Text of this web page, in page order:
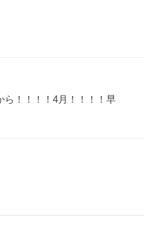
ら！！！！4月！！！！早